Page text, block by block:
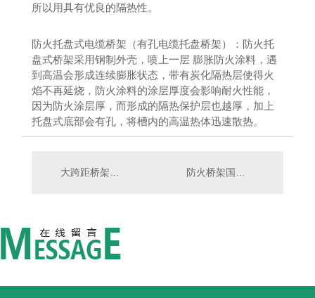
所以用具有优良的隔热性。
防火托盘式电缆桥架（有孔电缆托盘桥架）：防火托
盘式桥架采用钢制外壳，喷上一层 膨胀防火涂料，遇
到高温会形成连续膨胀状态，带有炭化隔热层使得火
焰不再延烧，防火涂料的涂层厚度会影响耐火性能，
因为防火涂层厚，而形成的隔热保护层也越厚，加上
托盘式底部会有孔，将槽内的高温热体迅速散热。